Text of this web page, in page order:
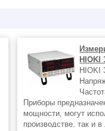
HIOKI
HIOKI
Приборы
мощности, могут
производстве, так и